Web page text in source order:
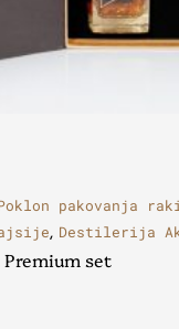
pakovanja
, Destilerija
set